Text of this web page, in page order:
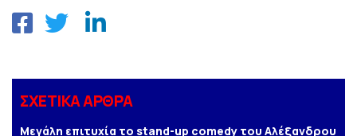
ΣΧΕΤΙΚΑ ΑΡΘΡΑ
Μεγάλη επιτυχία το stand-up comedy του Αλέξανδρου